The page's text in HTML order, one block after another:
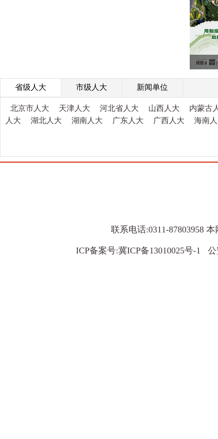
省级人大 市级人大 新闻单位
北京市人大 天津人大 河北省人大 山西人大
内蒙古
人大
湖北人大 湖南人大 广东人大 广西人大 海南
联系电话:0311-87803958
ICP备案号:冀ICP备13010025号-1 公